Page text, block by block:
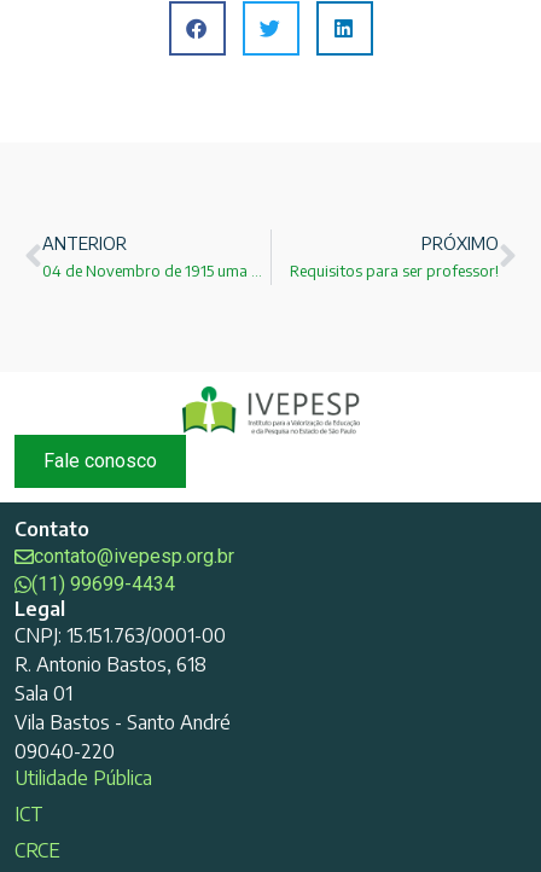
ANTERIOR PRÓXIMO
Requisitos para ser professor!
Fale conosco
Contato
contato@ivepesp.org.br
(11) 99699-4434
Legal
CNPJ: 15.151.763/0001-00
R. Antonio Bastos, 618
Sala 01
Vila Bastos - Santo André
09040-220
Utilidade Pública
ICT
CRCE